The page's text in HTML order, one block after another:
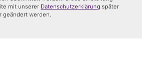
mit unserer Datenschutzerklärung später
geändert werden.